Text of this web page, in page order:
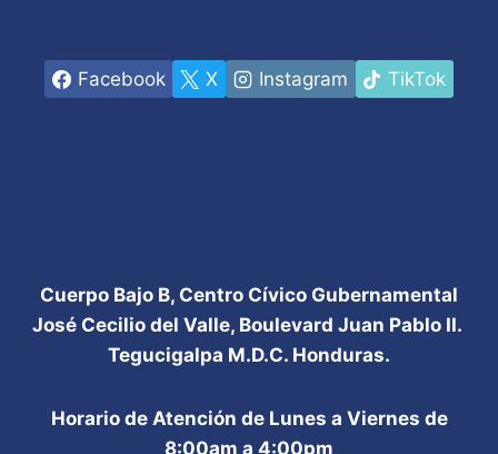
Facebook X Instagram TikTok
Cuerpo Bajo B, Centro Cívico Gubernamental
José Cecilio del Valle, Boulevard Juan Pablo II.
Tegucigalpa M.D.C. Honduras.
Horario de Atención de Lunes a Viernes de
8:00am a 4:00pm